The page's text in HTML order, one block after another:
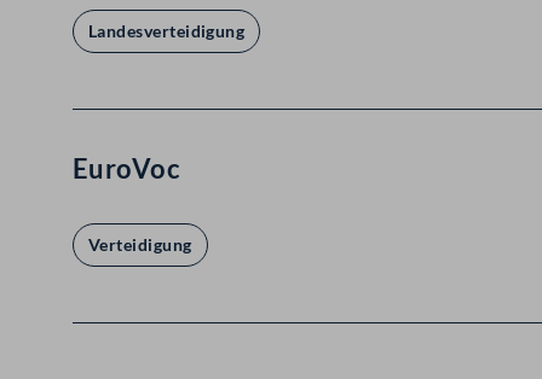
Landesverteidigung
EuroVoc
Verteidigung